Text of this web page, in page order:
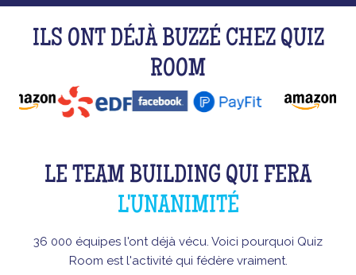
ILS ONT DÉJÀ BUZZÉ CHEZ QUIZ
ROOM
LE TEAM BUILDING QUI FERA
L'UNANIMITÉ
36 000 équipes l'ont déjà vécu. Voici pourquoi Quiz
Room est l'activité qui fédère vraiment.